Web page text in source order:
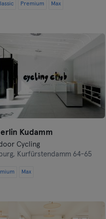
Premium Max
Kudamm
Cycling
Kurfürstendamm 64-65
Max
Dresden
Duisburg
Dusseldorf
Essen